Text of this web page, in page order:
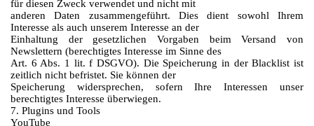
für diesen Zweck verwendet und nicht mit
anderen Daten zusammengeführt. Dies dient sowohl Ihrem
Interesse als auch unserem Interesse an der
Einhaltung der gesetzlichen Vorgaben beim Versand von
Newslettern (berechtigtes Interesse im Sinne des
Art. 6 Abs. 1 lit. f DSGVO). Die Speicherung in der Blacklist ist
zeitlich nicht befristet. Sie können der
Speicherung widersprechen, sofern Ihre Interessen unser
berechtigtes Interesse überwiegen.
7. Plugins und Tools
YouTube